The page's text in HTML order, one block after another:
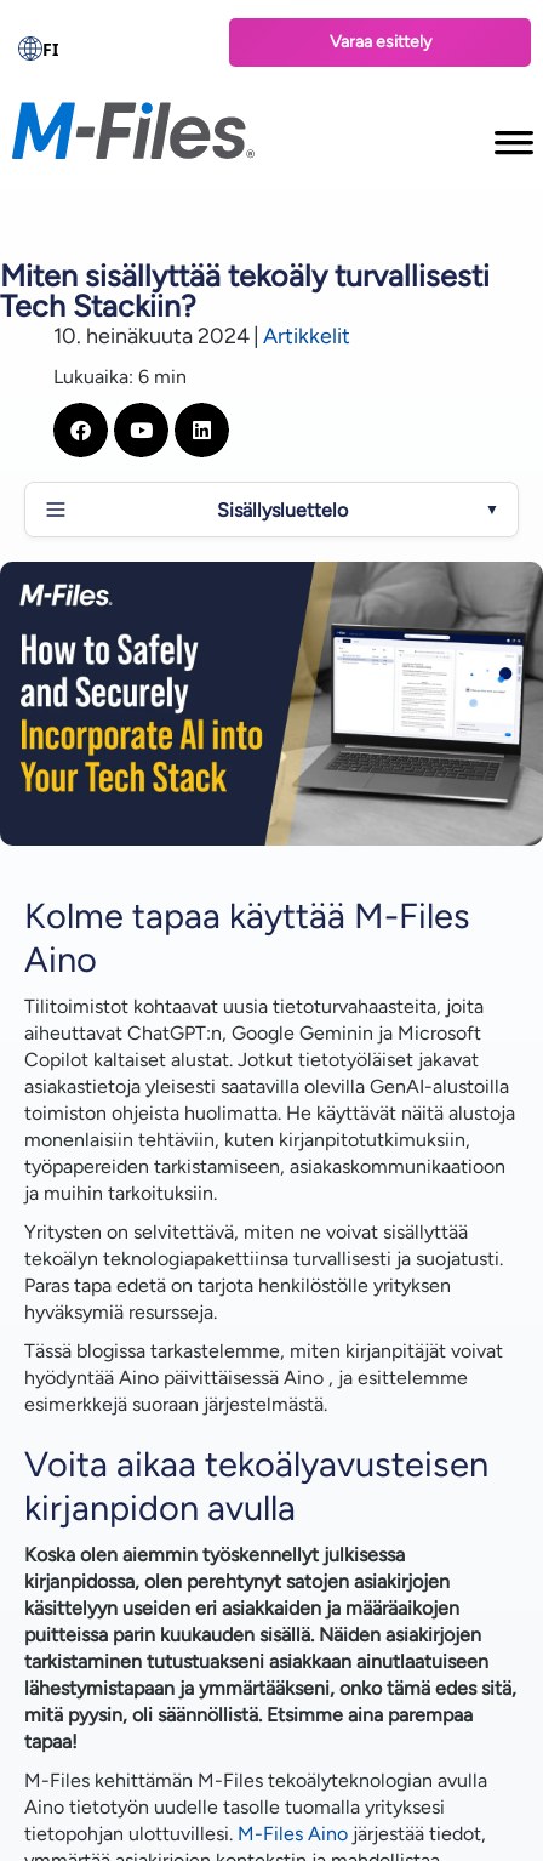
FI Varaa esittely
Miten sisällyttää tekoäly turvallisesti
Tech Stackiin?
10. heinäkuuta 2024 Artikkelit
Lukuaika: 6 min
Sisällysluettelo ▼
Kolme tapaa käyttää M-Files Aino
Voita aikaa tekoälyavusteisen kirjanpidon avulla
Aino aikaa
Täydellisyyden varmistaminen
Sisällön tiivistäminen
Asiakkaan tarjoaman tuen hallinnointi
Kolme tapaa käyttää M-Files
Aino
Tilitoimistot kohtaavat uusia tietoturvahaasteita, joita
aiheuttavat ChatGPT:n, Google Geminin ja Microsoft
Copilot kaltaiset alustat. Jotkut tietotyöläiset jakavat
asiakastietoja yleisesti saatavilla olevilla GenAI-alustoilla
toimiston ohjeista huolimatta. He käyttävät näitä alustoja
monenlaisiin tehtäviin, kuten kirjanpitotutkimuksiin,
työpapereiden tarkistamiseen, asiakaskommunikaatioon
ja muihin tarkoituksiin.
Yritysten on selvitettävä, miten ne voivat sisällyttää
tekoälyn teknologiapakettiinsa turvallisesti ja suojatusti.
Paras tapa edetä on tarjota henkilöstölle yrityksen
hyväksymiä resursseja.
Tässä blogissa tarkastelemme, miten kirjanpitäjät voivat
hyödyntää Aino päivittäisessä Aino , ja esittelemme
esimerkkejä suoraan järjestelmästä.
Voita aikaa tekoälyavusteisen
kirjanpidon avulla
Koska olen aiemmin työskennellyt julkisessa
kirjanpidossa, olen perehtynyt satojen asiakirjojen
käsittelyyn useiden eri asiakkaiden ja määräaikojen
puitteissa parin kuukauden sisällä. Näiden asiakirjojen
tarkistaminen tutustuakseni asiakkaan ainutlaatuiseen
lähestymistapaan ja ymmärtääkseni, onko tämä edes sitä,
mitä pyysin, oli säännöllistä. Etsimme aina parempaa
tapaa!
M-Files kehittämän M-Files tekoälyteknologian avulla
Aino tietotyön uudelle tasolle tuomalla yrityksesi
tietopohjan ulottuvillesi. M-Files Aino järjestää tiedot,